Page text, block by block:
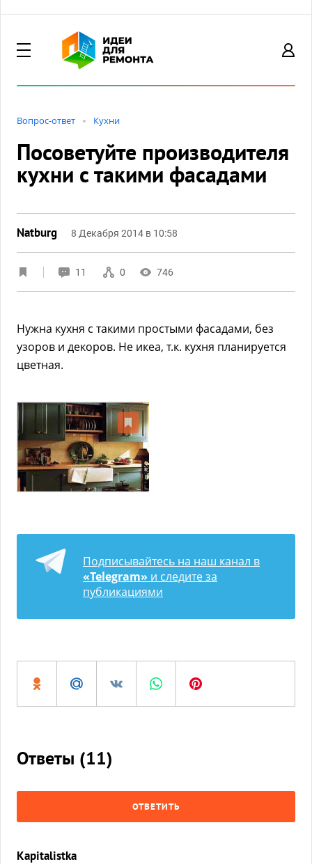
Вопрос-ответ Кухни
Посоветуйте производителя
кухни с такими фасадами
Natburg 8 Декабря 2014 в 10:58
11 0 746
Нужна кухня с такими простыми фасадами, без
узоров и декоров. Не икеа, т.к. кухня планируется
цветная.
Подписывайтесь на наш канал в
«Telegram» и следите за
публикациями
Ответы (11)
ОТВЕТИТЬ
Kapitalistka